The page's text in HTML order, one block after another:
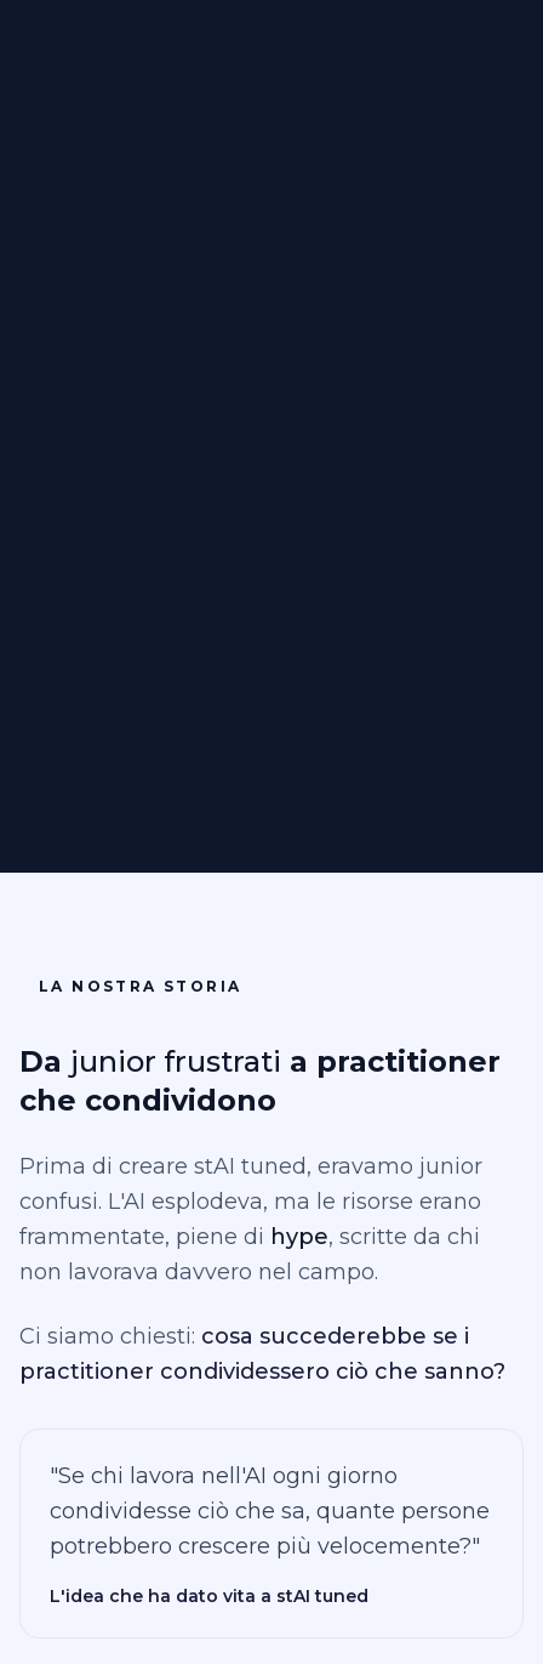
LA NOSTRA STORIA
Da junior frustrati a practitioner
che condividono
Prima di creare stAI tuned, eravamo junior
confusi. L'AI esplodeva, ma le risorse erano
frammentate, piene di hype, scritte da chi
non lavorava davvero nel campo.
Ci siamo chiesti: cosa succederebbe se i
practitioner condividessero ciò che sanno?
"Se chi lavora nell'AI ogni giorno
condividesse ciò che sa, quante persone
potrebbero crescere più velocemente?"
L'idea che ha dato vita a stAI tuned